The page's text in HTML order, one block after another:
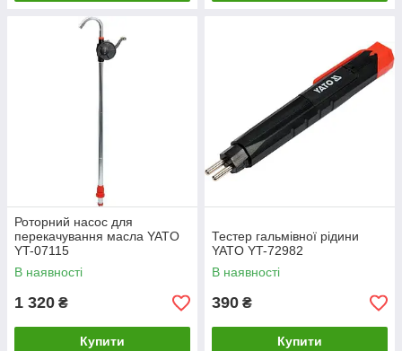
Роторний насос для
перекачування масла YATO
YT-07115
В наявності
1 320 ₴
Купити
Тестер гальмівної рідини
YATO YT-72982
В наявності
390 ₴
Купити